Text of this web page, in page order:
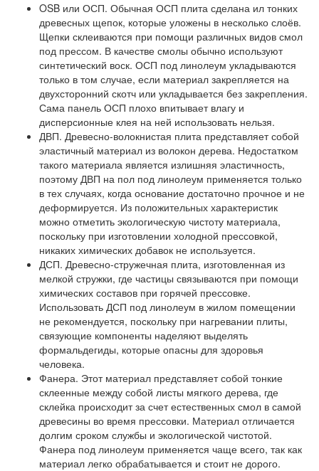
OSB или ОСП. Обычная ОСП плита сделана ил тонких
древесных щепок, которые уложены в несколько слоёв.
Щепки склеиваются при помощи различных видов смол
под прессом. В качестве смолы обычно используют
синтетический воск. ОСП под линолеум укладываются
только в том случае, если материал закрепляется на
двухсторонний скотч или укладывается без закрепления.
Сама панель ОСП плохо впитывает влагу и
дисперсионные клея на ней использовать нельзя.
ДВП. Древесно-волокнистая плита представляет собой
эластичный материал из волокон дерева. Недостатком
такого материала является излишняя эластичность,
поэтому ДВП на пол под линолеум применяется только
в тех случаях, когда основание достаточно прочное и не
деформируется. Из положительных характеристик
можно отметить экологическую чистоту материала,
поскольку при изготовлении холодной прессовкой,
никаких химических добавок не используется.
ДСП. Древесно-стружечная плита, изготовленная из
мелкой стружки, где частицы связываются при помощи
химических составов при горячей прессовке.
Использовать ДСП под линолеум в жилом помещении
не рекомендуется, поскольку при нагревании плиты,
связующие компоненты наделяют выделять
формальдегиды, которые опасны для здоровья
человека.
Фанера. Этот материал представляет собой тонкие
склеенные между собой листы мягкого дерева, где
склейка происходит за счет естественных смол в самой
древесины во время прессовки. Материал отличается
долгим сроком службы и экологической чистотой.
Фанера под линолеум применяется чаще всего, так как
материал легко обрабатывается и стоит не дорого.